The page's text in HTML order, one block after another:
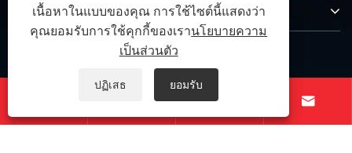
ติดต่อเรา
 
เนื้อหาในแบบของคุณ การใช้ไซต์นี้แสดงว่า
คุณยอมรับการใช้คุกกี้ของเรานโยบายความ
เป็นส่วนตัว
ปฏิเสธ ยอมรับ